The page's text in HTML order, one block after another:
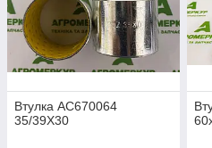
Втулка AC670064
35/39X30